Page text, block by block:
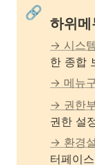
🔗
하위메
→ 시스
한 종합
→ 메뉴
→ 권한
권한 설
→ 환경
터페이